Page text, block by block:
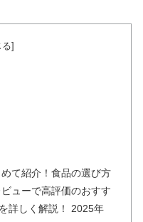
て紹介！食品の選び方
ューで高評価のおすす
詳しく解説！ 2025年